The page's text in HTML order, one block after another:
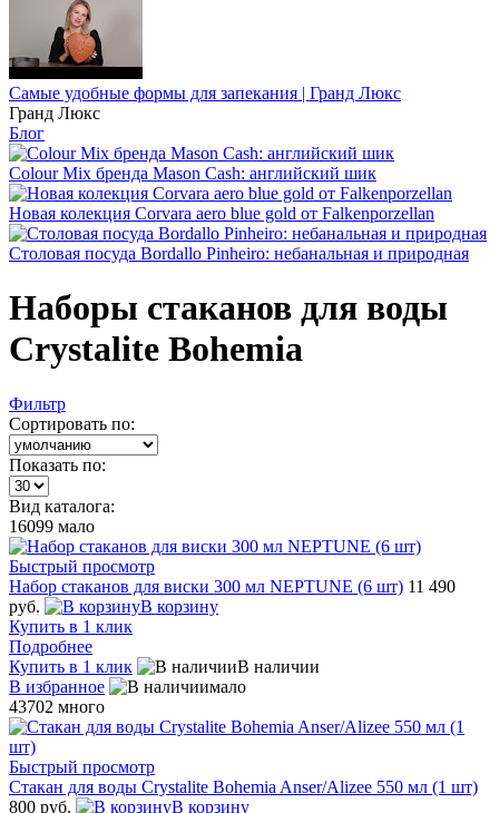
Самые удобные формы для запекания | Гранд Люкс
Гранд Люкс
Блог
Colour Mix бренда Mason Cash: английский шик
Новая колекция Corvara aero blue gold от Falkenporzellan
Столовая посуда Bordallo Pinheiro: небанальная и природная
Наборы стаканов для воды
Crystalite Bohemia
Фильтр
Сортировать по:
Показать по:
Вид каталога:
16099 мало
Быстрый просмотр
Набор стаканов для виски 300 мл NEPTUNE (6 шт) 11 490
руб.
В корзину
Купить в 1 клик
Подробнее
Купить в 1 клик
В наличии
В избранное
мало
43702 много
Быстрый просмотр
Стакан для воды Crystalite Bohemia Anser/Alizee 550 мл (1 шт)
800 руб.
В корзину